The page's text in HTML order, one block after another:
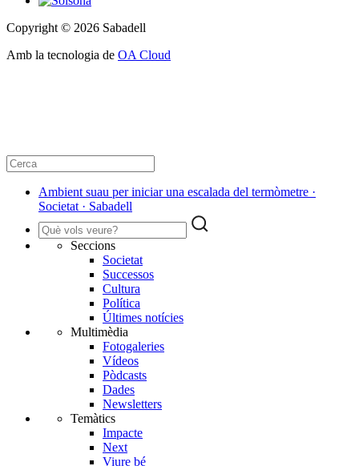
Copyright © 2026 Sabadell
Amb la tecnologia de OA Cloud
Ambient suau per iniciar una escalada del termòmetre ·
Societat · Sabadell
Seccions
Societat
Successos
Cultura
Política
Últimes notícies
Multimèdia
Fotogaleries
Vídeos
Pòdcasts
Dades
Newsletters
Temàtics
Impacte
Next
Viure bé